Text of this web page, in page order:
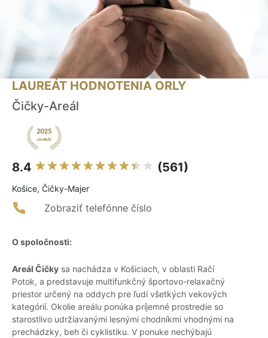
LAUREÁT HODNOTENIA ORLY
Čičky-Areál
8.4 (561)
Košice, Čičky-Majer
Zobraziť telefónne číslo
O spoločnosti:
Areál Čičky sa nachádza v Košiciach, v oblasti Račí
Potok, a predstavuje multifunkčný športovo-relaxačný
priestor určený na oddych pre ľudí všetkých vekových
kategórií. Okolie areálu ponúka príjemné prostredie so
starostlivo udržiavanými lesnými chodníkmi vhodnými na
prechádzky, beh či cyklistiku. V ponuke nechýbajú